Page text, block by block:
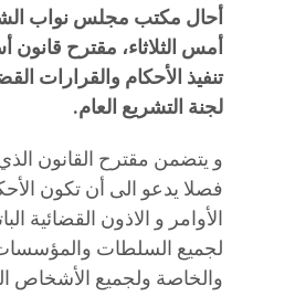
أحال مكتب مجلس نواب
أمس الثلاثاء، مقترح
تنفيذ الأحكام والقرارات
لجنة التشريع العام.
فصلا يدعو الى أن تكون
الأوامر و الاذون القضائية
لجميع السلطات
والخاصة ولجميع الأشخاص